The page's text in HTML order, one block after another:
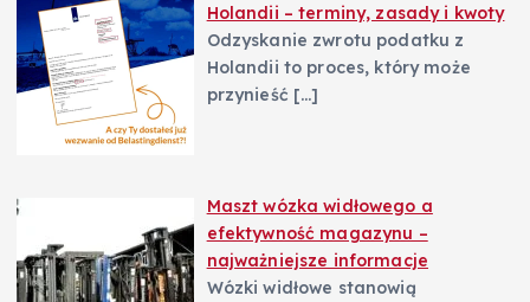
Holandii – terminy, zasady i kwoty
Odzyskanie zwrotu podatku z
Holandii to proces, który może
przynieść […]
Maszt wózka widłowego a
efektywność magazynu –
najważniejsze informacje
Wózki widłowe stanowią